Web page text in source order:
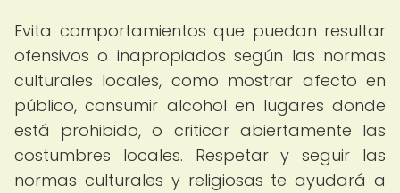
Evita comportamientos que puedan resultar
ofensivos o inapropiados según las normas
culturales locales, como mostrar afecto en
público, consumir alcohol en lugares donde
está prohibido, o criticar abiertamente las
costumbres locales. Respetar y seguir las
normas culturales y religiosas te ayudará a